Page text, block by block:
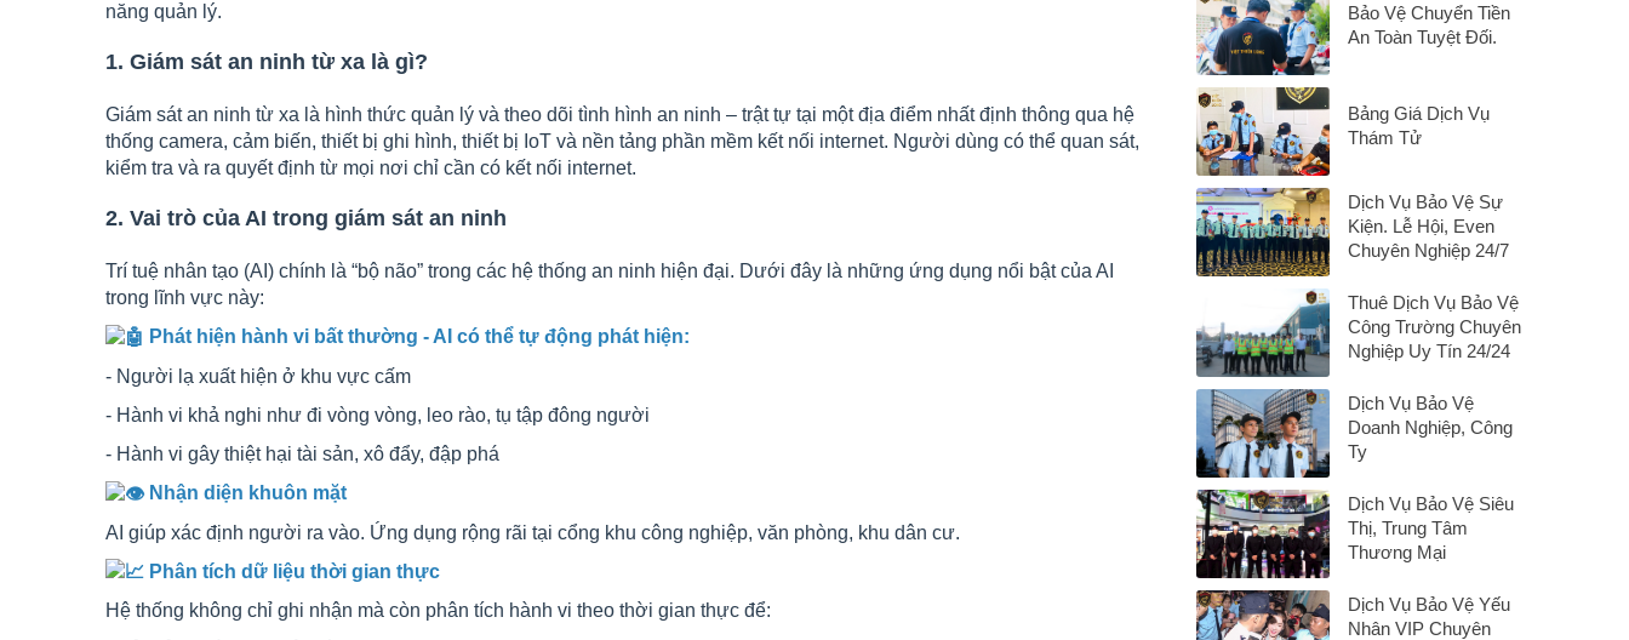
năng quản lý.
1. Giám sát an ninh từ xa là gì?
Giám sát an ninh từ xa là hình thức quản lý và theo dõi tình hình an ninh – trật tự tại một địa điểm nhất định thông qua hệ
thống camera, cảm biến, thiết bị ghi hình, thiết bị IoT và nền tảng phần mềm kết nối internet. Người dùng có thể quan sát,
kiểm tra và ra quyết định từ mọi nơi chỉ cần có kết nối internet.
2. Vai trò của AI trong giám sát an ninh
Trí tuệ nhân tạo (AI) chính là “bộ não” trong các hệ thống an ninh hiện đại. Dưới đây là những ứng dụng nổi bật của AI
trong lĩnh vực này:
Phát hiện hành vi bất thường - AI có thể tự động phát hiện:
- Người lạ xuất hiện ở khu vực cấm
- Hành vi khả nghi như đi vòng vòng, leo rào, tụ tập đông người
- Hành vi gây thiệt hại tài sản, xô đẩy, đập phá
Nhận diện khuôn mặt
AI giúp xác định người ra vào. Ứng dụng rộng rãi tại cổng khu công nghiệp, văn phòng, khu dân cư.
Phân tích dữ liệu thời gian thực
Hệ thống không chỉ ghi nhận mà còn phân tích hành vi theo thời gian thực để:
Bảo Vệ Chuyển Tiền
An Toàn Tuyệt Đối.
Bảng Giá Dịch Vụ
Thám Tử
Dịch Vụ Bảo Vệ Sự
Kiện. Lễ Hội, Even
Chuyên Nghiệp 24/7
Thuê Dịch Vụ Bảo Vệ
Công Trường Chuyên
Nghiệp Uy Tín 24/24
Dịch Vụ Bảo Vệ
Doanh Nghiệp, Công
Ty
Dịch Vụ Bảo Vệ Siêu
Thị, Trung Tâm
Thương Mại
Dịch Vụ Bảo Vệ Yếu
Nhân VIP Chuyên